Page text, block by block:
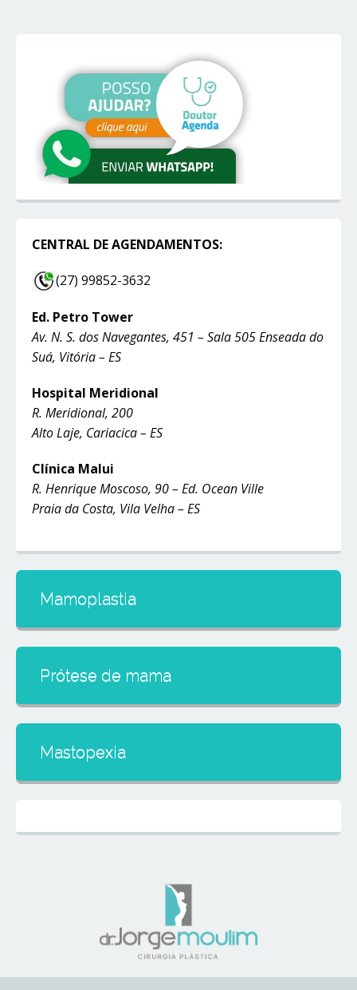
CENTRAL DE AGENDAMENTOS:
(27) 99852-3632
Ed. Petro Tower
Av. N. S. dos Navegantes, 451 – Sala 505 Enseada do
Suá, Vitória – ES
Hospital Meridional
R. Meridional, 200
Alto Laje, Cariacica – ES
Clínica Malui
R. Henrique Moscoso, 90 – Ed. Ocean Ville
Praia da Costa, Vila Velha – ES
Mamoplastia
Prótese de mama
Mastopexia